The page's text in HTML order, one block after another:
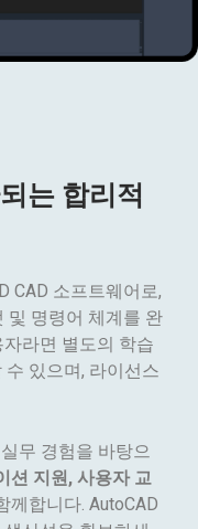
는 합리적
CAD 소프트웨어로,
및 명령어 체계를 완
라면 별도의 학습
있으며, 라이선스
무 경험을 바탕으
션 지원, 사용자 교
께합니다. AutoCAD